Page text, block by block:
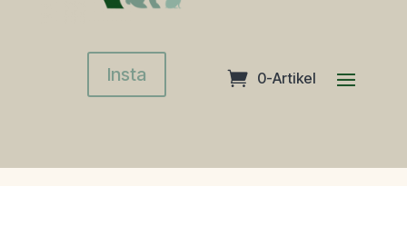
0-Artikel
Insta